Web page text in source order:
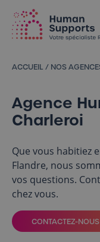
Votre spécialiste
ACCUEIL / NOS
Agence
Charleroi
Que vous habitiez
Flandre, nous
vos questions.
chez vous.
CONTACTEZ-NOUS